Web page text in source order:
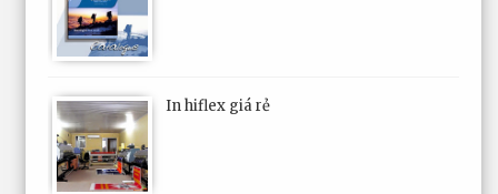
In hiflex giá rẻ